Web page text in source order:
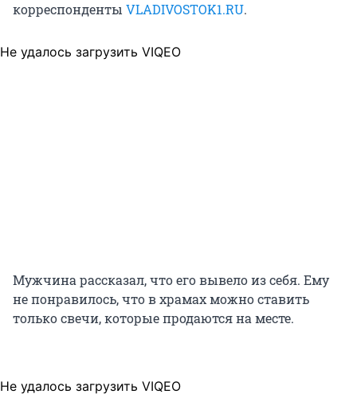
корреспонденты VLADIVOSTOK1.RU.
Не удалось загрузить VIQEO
Мужчина рассказал, что его вывело из себя. Ему
не понравилось, что в храмах можно ставить
только свечи, которые продаются на месте.
Не удалось загрузить VIQEO